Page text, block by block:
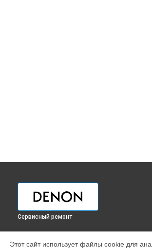
Сервисный ремонт
Этот сайт использует файлы cookie для